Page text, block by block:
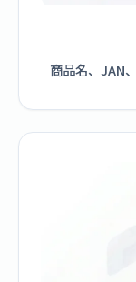
商品名、JAN